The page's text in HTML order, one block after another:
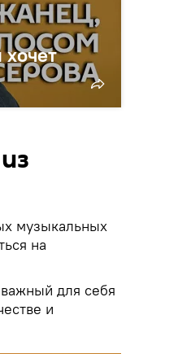
музыкальных
на
для себя
и